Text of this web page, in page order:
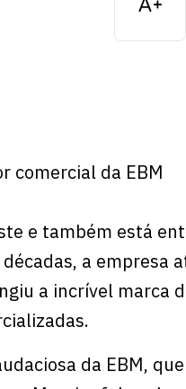
comercial da EBM
e também está
a empresa
a incrível marca
da EBM,